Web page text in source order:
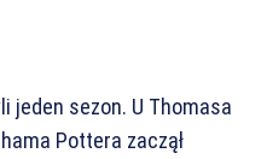
jeden sezon. U Thomasa
Pottera zaczął